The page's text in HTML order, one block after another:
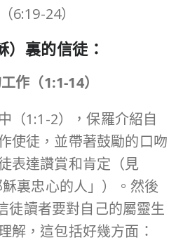
6:19-24）
）裏的信徒：
作（1:1-14）
（1:1-2），保羅介紹自
使徒，並帶著鼓勵的口吻
表達讚賞和肯定（見
裏忠心的人」）。然後
徒讀者要對自己的屬靈生
解，這包括好幾方面：